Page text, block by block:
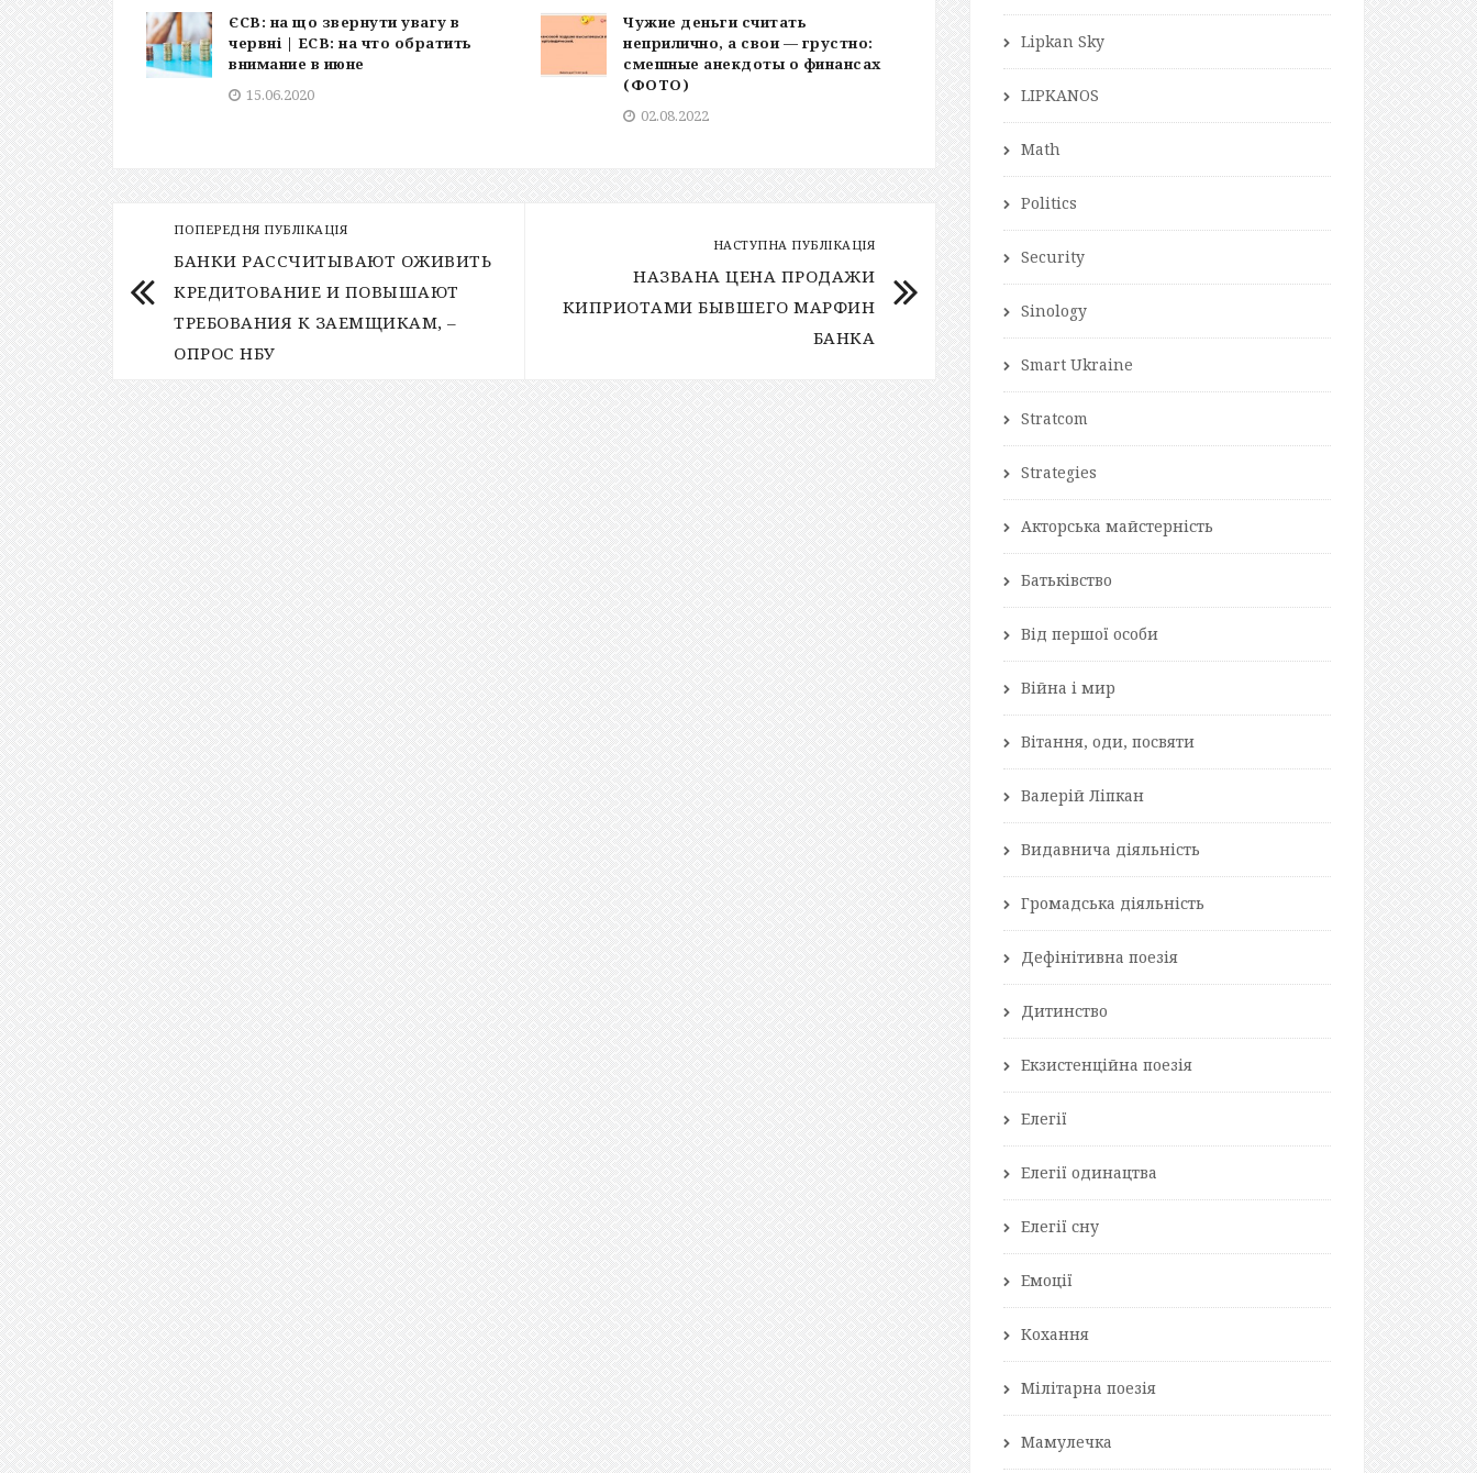
ЄСВ: на що звернути увагу в
червні | ЕСВ: на что обратить
внимание в июне
15.06.2020
Чужие деньги считать
неприлично, а свои — грустно:
смешные анекдоты о финансах
(ФОТО)
02.08.2022
ПОПЕРЕДНЯ ПУБЛІКАЦІЯ
БАНКИ РАССЧИТЫВАЮТ ОЖИВИТЬ
КРЕДИТОВАНИЕ И ПОВЫШАЮТ
ТРЕБОВАНИЯ К ЗАЕМЩИКАМ, –
ОПРОС НБУ
НАСТУПНА ПУБЛІКАЦІЯ
НАЗВАНА ЦЕНА ПРОДАЖИ
КИПРИОТАМИ БЫВШЕГО МАРФИН
БАНКА
Lipkan Sky
LIPKANOS
Math
Politics
Security
Sinology
Smart Ukraine
Stratcom
Strategies
Акторська майстерність
Батьківство
Від першої особи
Війна і мир
Вітання, оди, посвяти
Валерій Ліпкан
Видавнича діяльність
Громадська діяльність
Дефінітивна поезія
Дитинство
Екзистенційна поезія
Елегії
Елегії одинацтва
Елегії сну
Емоції
Кохання
Мілітарна поезія
Мамулечка